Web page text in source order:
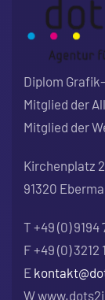
Diplom
Mitglied der
Mitglied der
Kirchenplatz 2
91320
T +49 (0) 9194
F +49 (0) 3212
E
W